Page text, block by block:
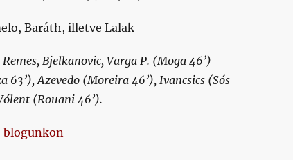
Baráth, illetve Lalak
Bjelkanovic, Varga P. (Moga 46’) –
63’), Azevedo (Moreira 46’), Ivancsics (Sós
(Rouani 46’).
blogunkon